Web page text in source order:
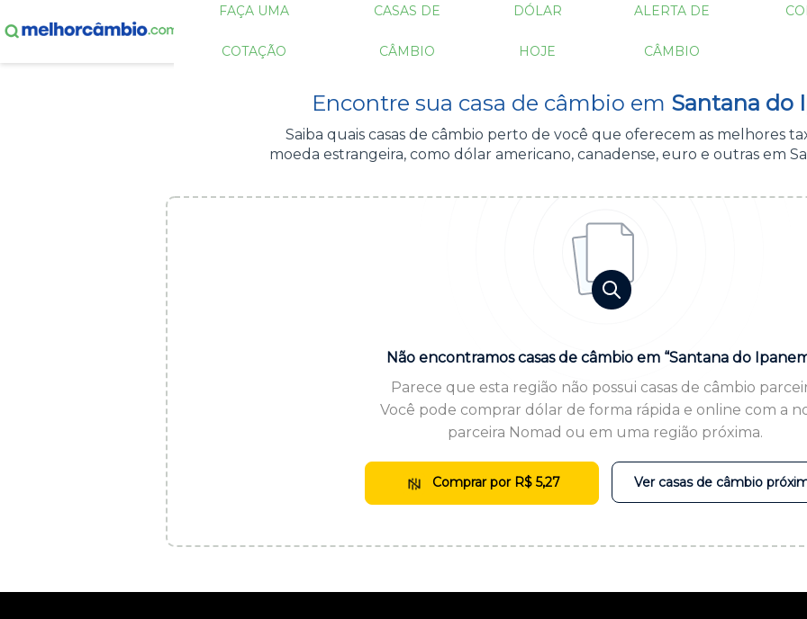
FAÇA UMA
COTAÇÃO
CASAS DE
CÂMBIO
DÓLAR
HOJE
ALERTA DE
CÂMBIO
Encontre sua casa de câmbio em Santana do
Saiba quais casas de câmbio perto de você que oferecem as melhores
moeda estrangeira, como dólar americano, canadense, euro e outras em
Não encontramos casas de câmbio em “Santana do
Parece que esta região não possui casas de câmbio
Você pode comprar dólar de forma rápida e online com a
parceira Nomad ou em uma região próxima.
Comprar por R$ 5,27 Ver casas de câmbio